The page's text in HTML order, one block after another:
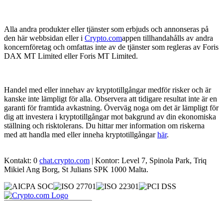
Alla andra produkter eller tjänster som erbjuds och annonseras på
den här webbsidan eller i Crypto.comappen tillhandahålls av andra
koncernföretag och omfattas inte av de tjänster som regleras av Foris
DAX MT Limited eller Foris MT Limited.
Handel med eller innehav av kryptotillgångar medför risker och är
kanske inte lämpligt för alla. Observera att tidigare resultat inte är en
garanti för framtida avkastning. Överväg noga om det är lämpligt för
dig att investera i kryptotillgångar mot bakgrund av din ekonomiska
ställning och risktolerans. Du hittar mer information om riskerna
med att handla med eller inneha kryptotillgångarhär.
Kontakt: 0 chat.crypto.com | Kontor: Level 7, Spinola Park, Triq
Mikiel Ang Borg, St Julians SPK 1000 Malta.